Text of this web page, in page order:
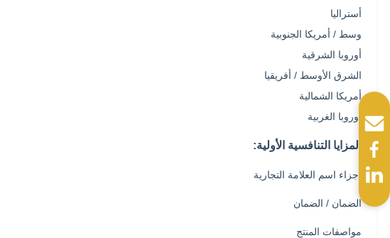
أستراليا
وسط / أمريكا الجنوبية
أوروبا الشرقية
الشرق الأوسط / أفريقيا
أمريكا الشمالية
أوروبا الغربية
المزايا التنافسية الأولية:
أجزاء اسم العلامة التجارية
الضمان / الضمان
مواصفات المنتج